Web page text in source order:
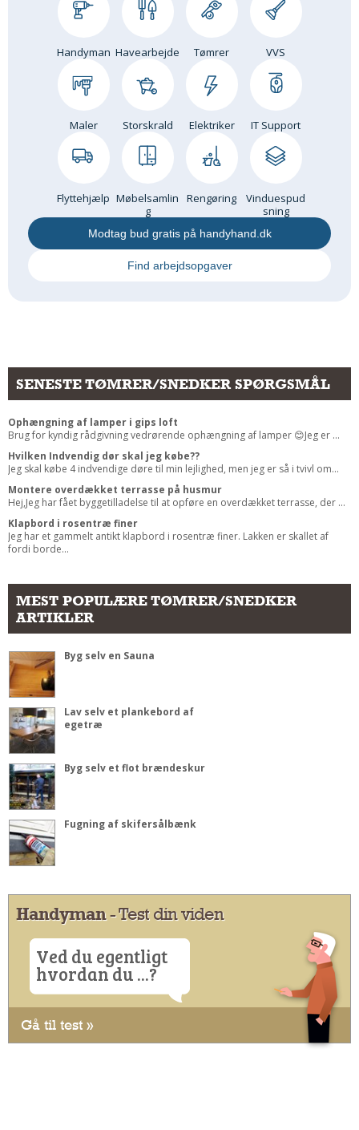
Handyman Havearbejde Tømrer VVS
Maler Storskrald Elektriker IT Support
Flyttehjælp Møbelsamlin
g
Rengøring
Vinduespud
sning
Modtag bud gratis på handyhand.dk
Find arbejdsopgaver
SENESTE TØMRER/SNEDKER SPØRGSMÅL
Ophængning af lamper i gips loft
Brug for kyndig rådgivning vedrørende ophængning af lamper 😊Jeg er ...
Hvilken Indvendig dør skal jeg købe??
Jeg skal købe 4 indvendige døre til min lejlighed, men jeg er så i tvivl om...
Montere overdækket terrasse på husmur
Hej,Jeg har fået byggetilladelse til at opføre en overdækket terrasse, der ...
Klapbord i rosentræ finer
Jeg har et gammelt antikt klapbord i rosentræ finer. Lakken er skallet af
fordi borde...
MEST POPULÆRE TØMRER/SNEDKER
ARTIKLER
Byg selv en Sauna
Lav selv et plankebord af
egetræ
Byg selv et flot brændeskur
Fugning af skifersålbænk
Handyman- Test din viden
Ved du egentligt
hvordan du ...?
Gå til test »